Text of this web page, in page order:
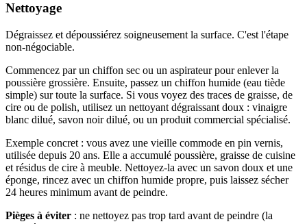
Nettoyage
Dégraissez et dépoussiérez soigneusement la surface. C'est l'étape
non-négociable.
Commencez par un chiffon sec ou un aspirateur pour enlever la
poussière grossière. Ensuite, passez un chiffon humide (eau tiède
simple) sur toute la surface. Si vous voyez des traces de graisse, de
cire ou de polish, utilisez un nettoyant dégraissant doux : vinaigre
blanc dilué, savon noir dilué, ou un produit commercial spécialisé.
Exemple concret : vous avez une vieille commode en pin vernis,
utilisée depuis 20 ans. Elle a accumulé poussière, graisse de cuisine
et résidus de cire à meuble. Nettoyez-la avec un savon doux et une
éponge, rincez avec un chiffon humide propre, puis laissez sécher
24 heures minimum avant de peindre.
Pièges à éviter : ne nettoyez pas trop tard avant de peindre (la